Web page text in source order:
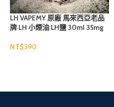
LH VAPEMY 原廠 馬來西亞老品
牌 LH 小煙油 LH鹽 30ml 35mg
NT$